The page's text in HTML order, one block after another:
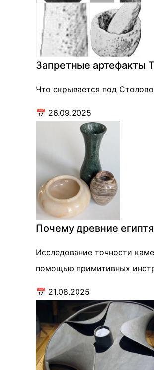
Запретные артефакты
Что скрывается под
📅 26.09.2025
Почему древние
Исследование точности
помощью примитивных
📅 21.08.2025